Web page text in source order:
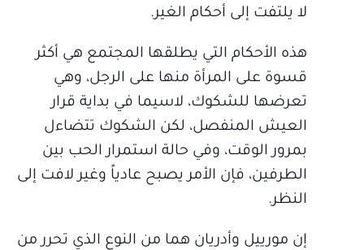
لا يلتفت إلى أحكام الغير.
هذه الأحكام التي يطلقها المجتمع هي أكثر
قسوة على المرأة منها على الرجل، وهي
تعرضها للشكوك، لاسيما في بداية قرار
العيش المنفصل، لكن الشكوك تتضاءل
بمرور الوقت، وفي حالة استمرار الحب بين
الطرفين، فإن الأمر يصبح عادياً وغير لافت إلى
النظر.
إن مورييل وأدريان هما من النوع الذي تحرر من